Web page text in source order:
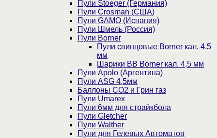
Пули Stoeger (Германия)
Пули Crosman (США)
Пули GAMO (Испания)
Пули Шмель (Россия)
Пули Borner
Пули свинцовые Borner кал. 4,5
мм
Шарики BB Borner кал. 4,5 мм
Пули Apolo (Аргентина)
Пули ASG 4,5мм
Баллоны CO2 и Грин газ
Пули Umarex
Пули 6мм для страйкбола
Пули Gletcher
Пули Walther
Пули для Гелевых Автоматов